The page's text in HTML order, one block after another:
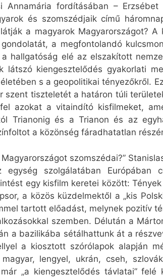
fordításában –
és szomszédjaik című
a magyarok Magyarországot? A
a megfontolandó
hallgatóság elé az elszakított
kiengesztelődés gyakorlati
s a geopolitikai tényezőkről.
tiszteletét a határon túli
azokat a vitaindító kisfilmeket,
Trianonig és a Trianon és az
a közönség fáradhatatlan
szomszédai?”
szolgálatában Európában
egy kisfilm keretei között:
a közös küzdelmektől a „kis
tartott előadást, melynek pozitív
szemben. Délután a
a bazilikába sétálhattunk át a
a kiosztott szórólapok alapján
lengyel, ukrán, cseh,
„a kiengesztelődés távlatai” felé